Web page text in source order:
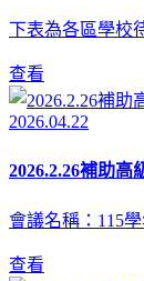
下表為各區學校
查看
2026.04.22
2026.2.26補助
會議名稱：115
查看